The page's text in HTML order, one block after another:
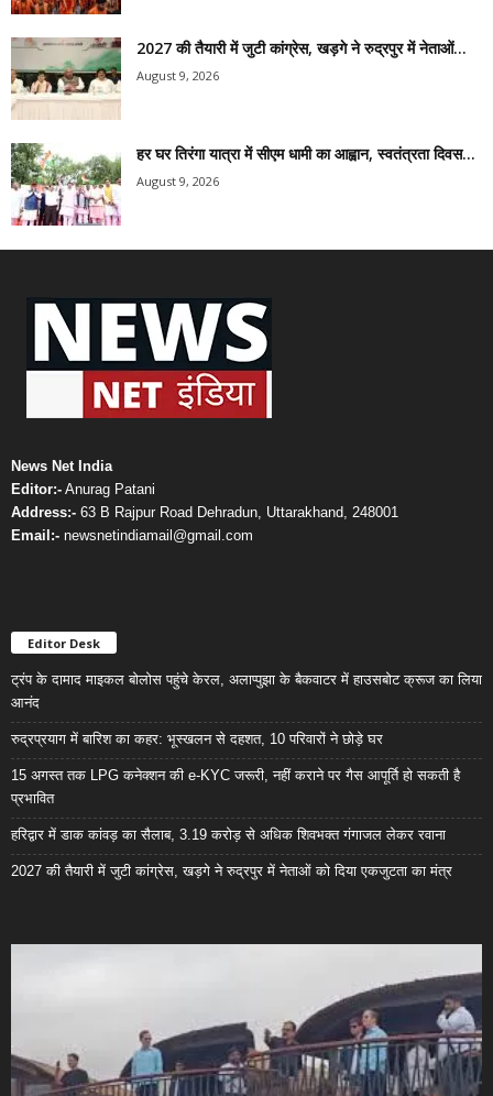
2027 की तैयारी में जुटी कांग्रेस, खड़गे ने रुद्रपुर में नेताओं...
August 9, 2026
हर घर तिरंगा यात्रा में सीएम धामी का आह्वान, स्वतंत्रता दिवस...
August 9, 2026
News Net India
Editor:- Anurag Patani
Address:- 63 B Rajpur Road Dehradun, Uttarakhand, 248001
Email:- newsnetindiamail@gmail.com
Editor Desk
ट्रंप के दामाद माइकल बोलोस पहुंचे केरल, अलाप्पुझा के बैकवाटर में हाउसबोट क्रूज का लिया
आनंद
रुद्रप्रयाग में बारिश का कहर: भूस्खलन से दहशत, 10 परिवारों ने छोड़े घर
15 अगस्त तक LPG कनेक्शन की e-KYC जरूरी, नहीं कराने पर गैस आपूर्ति हो सकती है
प्रभावित
हरिद्वार में डाक कांवड़ का सैलाब, 3.19 करोड़ से अधिक शिवभक्त गंगाजल लेकर रवाना
2027 की तैयारी में जुटी कांग्रेस, खड़गे ने रुद्रपुर में नेताओं को दिया एकजुटता का मंत्र